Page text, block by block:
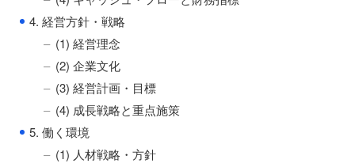
● 4. 経営方針・戦略
(1) 経営理念
(2) 企業文化
(3) 経営計画・目標
(4) 成長戦略と重点施策
● 5. 働く環境
(1) 人材戦略・方針